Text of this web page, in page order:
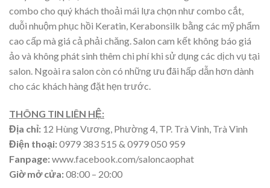
combo cho quý khách thoải mái lựa chọn như combo cắt,
duỗi nhuộm phục hồi Keratin, Kerabonsilk bằng các mỹ phẩm
cao cấp mà giá cả phải chăng. Salon cam kết không báo giá
ảo và không phát sinh thêm chi phí khi sử dụng các dịch vụ tại
salon. Ngoài ra salon còn có những ưu đãi hấp dẫn hơn dành
cho các khách hàng đặt hẹn trước.
THÔNG TIN LIÊN HỆ:
Địa chỉ: 12 Hùng Vương, Phường 4, TP. Trà Vinh, Trà Vinh
Điện thoại:0979 383 515 & 0979 050 959
Fanpage:www.facebook.com/saloncaophat
Giờ mở cửa:08:00 – 20:00